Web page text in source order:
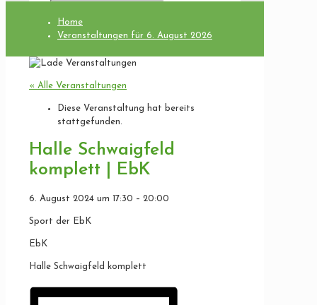
Home
Veranstaltungen für 6. August 2026
« Alle Veranstaltungen
Diese Veranstaltung hat bereits
stattgefunden.
Halle Schwaigfeld
komplett | EbK
6. August 2024 um 17:30 – 20:00
Sport der EbK
EbK
Halle Schwaigfeld komplett